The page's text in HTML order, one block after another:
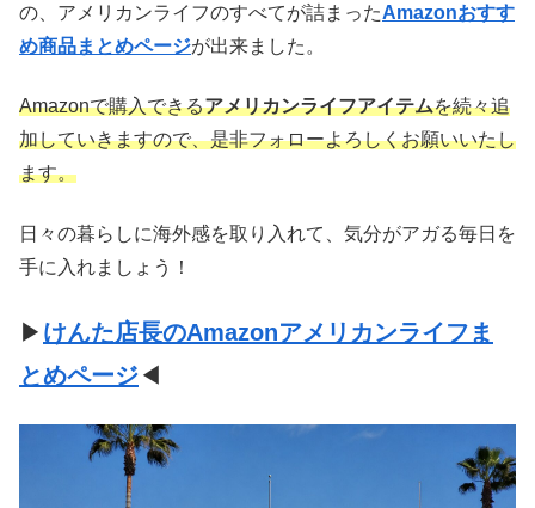
の、アメリカンライフのすべてが詰まったAmazonおすす
め商品まとめページが出来ました。
Amazonで購入できるアメリカンライフアイテムを続々追
加していきますので、是非フォローよろしくお願いいたし
ます。
日々の暮らしに海外感を取り入れて、気分がアガる毎日を
手に入れましょう！
▶ けんた店長のAmazonアメリカンライフま
とめページ◀